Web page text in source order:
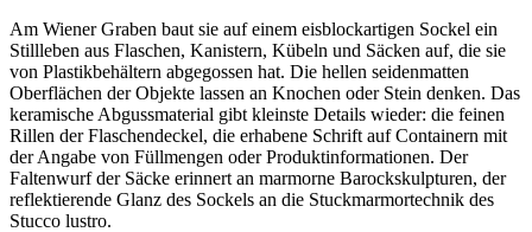
Am Wiener Graben baut sie auf einem eisblockartigen Sockel ein
Stillleben aus Flaschen, Kanistern, Kübeln und Säcken auf, die sie
von Plastikbehältern abgegossen hat. Die hellen seidenmatten
Oberflächen der Objekte lassen an Knochen oder Stein denken. Das
keramische Abgussmaterial gibt kleinste Details wieder: die feinen
Rillen der Flaschendeckel, die erhabene Schrift auf Containern mit
der Angabe von Füllmengen oder Produktinformationen. Der
Faltenwurf der Säcke erinnert an marmorne Barockskulpturen, der
reflektierende Glanz des Sockels an die Stuckmarmortechnik des
Stucco lustro.